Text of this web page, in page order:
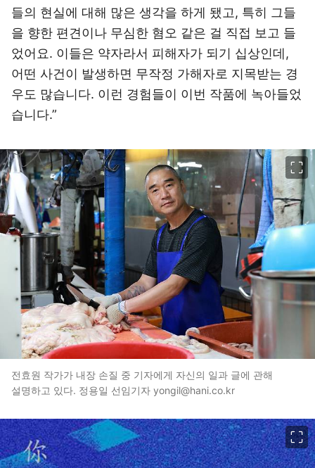
들의 현실에 대해 많은 생각을 하게 됐고, 특히 그들
을 향한 편견이나 무심한 혐오 같은 걸 직접 보고 들
었어요. 이들은 약자라서 피해자가 되기 십상인데,
어떤 사건이 발생하면 무작정 가해자로 지목받는 경
우도 많습니다. 이런 경험들이 이번 작품에 녹아들었
습니다.”
전효원 작가가 내장 손질 중 기자에게 자신의 일과 글에 관해
설명하고 있다. 정용일 선임기자 yongil@hani.co.kr